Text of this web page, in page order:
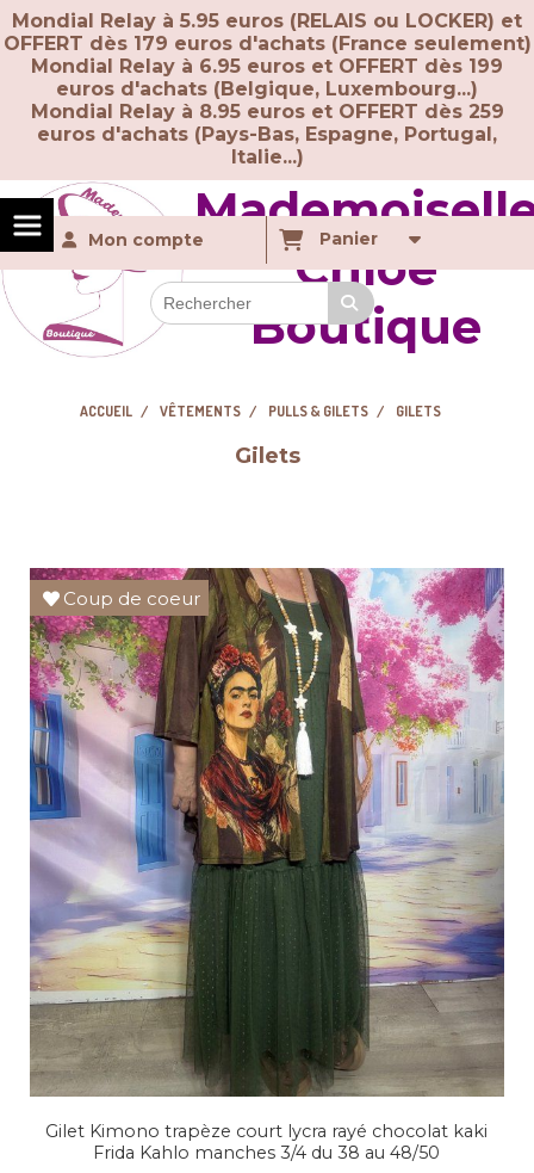
Mondial Relay à 5.95 euros (RELAIS ou LOCKER) et
OFFERT dès 179 euros d'achats (France seulement)
Mondial Relay à 6.95 euros et OFFERT dès 199
euros d'achats (Belgique, Luxembourg...)
Mondial Relay à 8.95 euros et OFFERT dès 259
euros d'achats (Pays-Bas, Espagne, Portugal,
Italie...)
Chloé
Boutique
Mon compte Panier
ACCUEIL VÊTEMENTS PULLS & GILETS GILETS
Gilets
Coup de coeur
Gilet Kimono trapèze court lycra rayé chocolat kaki
Frida Kahlo manches 3/4 du 38 au 48/50
Panneau de gestion des cookies